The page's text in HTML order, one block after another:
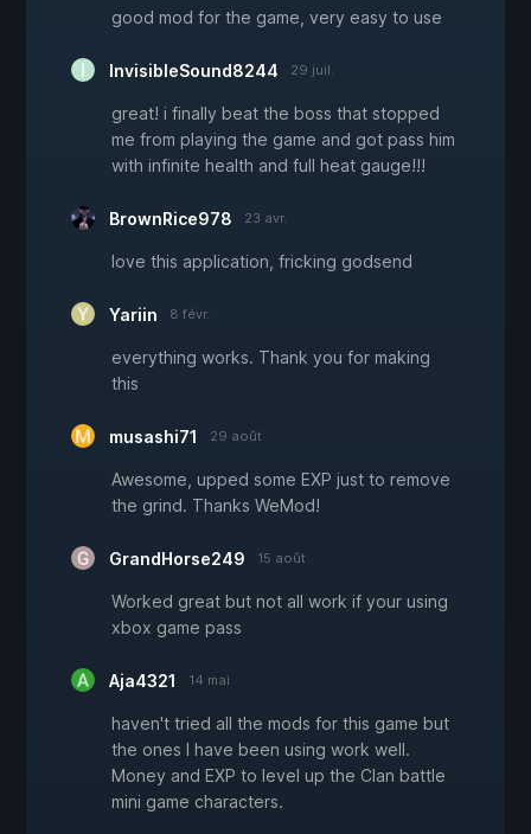
good mod for the game, very easy to use
InvisibleSound8244 29 juil.
great! i finally beat the boss that stopped
me from playing the game and got pass him
with infinite health and full heat gauge!!!
BrownRice978 23 avr.
love this application, fricking godsend
Yariin 8 févr.
everything works. Thank you for making
this
musashi71 29 août
Awesome, upped some EXP just to remove
the grind. Thanks WeMod!
GrandHorse249 15 août
Worked great but not all work if your using
xbox game pass
Aja4321 14 mai
haven't tried all the mods for this game but
the ones I have been using work well.
Money and EXP to level up the Clan battle
mini game characters.